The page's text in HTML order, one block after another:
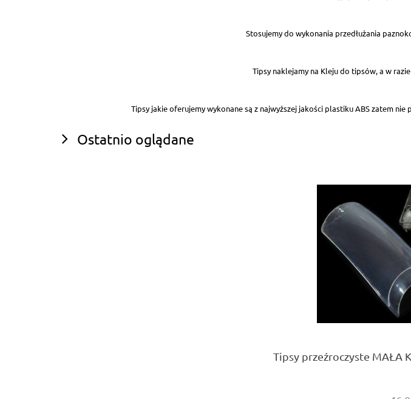
Stosujemy do wykonania przedłużania
Tipsy naklejamy na Kleju do tipsów, a w
Tipsy jakie oferujemy wykonane są z najwyższej jakości plastiku ABS zatem
Ostatnio oglądane
Tipsy przeźroczyste MAŁA